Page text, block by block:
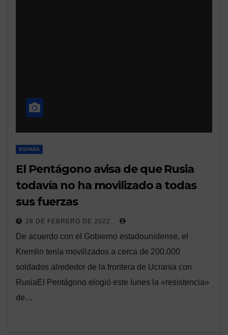
ESPAÑA
El Pentágono avisa de que Rusia
todavía no ha movilizado a todas
sus fuerzas
28 DE FEBRERO DE 2022
De acuerdo con el Gobierno estadounidense, el
Kremlin tenía movilizados a cerca de 200.000
soldados alrededor de la frontera de Ucrania con
RusiaEl Pentágono elogió este lunes la «resistencia»
de…